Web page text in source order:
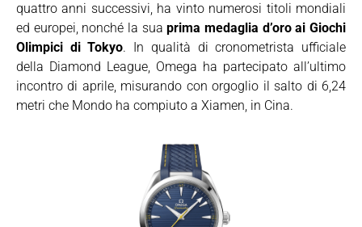
quattro anni successivi, ha vinto numerosi titoli mondiali
ed europei, nonché la suaprima medaglia d’oro ai Giochi
Olimpici di Tokyo. In qualità di cronometrista ufficiale
della Diamond League, Omega ha partecipato all’ultimo
incontro di aprile, misurando con orgoglio il salto di 6,24
metri che Mondo ha compiuto a Xiamen, in Cina.